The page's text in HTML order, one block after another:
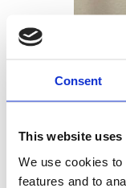
Consent
This website uses
We use cookies
features and to